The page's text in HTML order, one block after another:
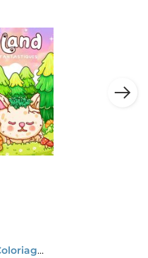
Miaouland : Coloriages Cosy Et Fantastiques